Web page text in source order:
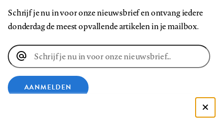
Schrijf je nu in voor onze nieuwsbrief en ontvang iedere
donderdag de meest opvallende artikelen in je mailbox.
E-
mailadres
AANMELDEN